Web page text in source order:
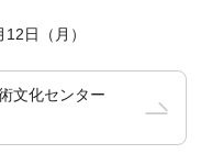
日（月）
文化センター